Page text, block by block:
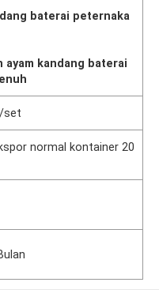
baterai peternaka
ayam kandang baterai
set
normal kontainer 20